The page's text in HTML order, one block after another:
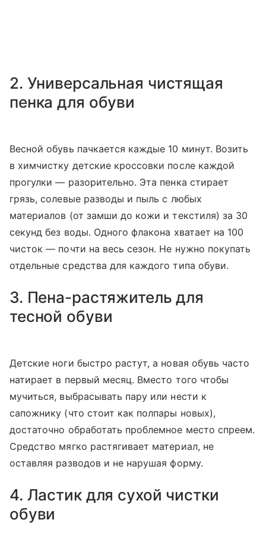
2. Универсальная чистящая
пенка для обуви
Весной обувь пачкается каждые 10 минут. Возить
в химчистку детские кроссовки после каждой
прогулки — разорительно. Эта пенка стирает
грязь, солевые разводы и пыль с любых
материалов (от замши до кожи и текстиля) за 30
секунд без воды. Одного флакона хватает на 100
чисток — почти на весь сезон. Не нужно покупать
отдельные средства для каждого типа обуви.
3. Пена-растяжитель для
тесной обуви
Детские ноги быстро растут, а новая обувь часто
натирает в первый месяц. Вместо того чтобы
мучиться, выбрасывать пару или нести к
сапожнику (что стоит как полпары новых),
достаточно обработать проблемное место спреем.
Средство мягко растягивает материал, не
оставляя разводов и не нарушая форму.
4. Ластик для сухой чистки
обуви